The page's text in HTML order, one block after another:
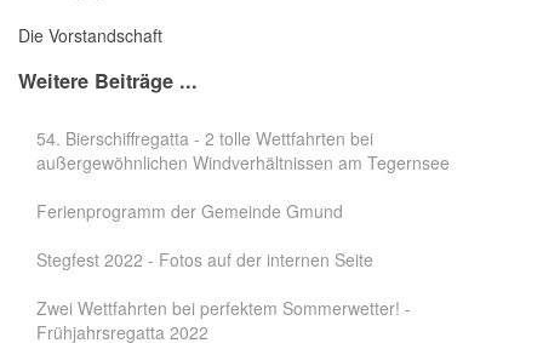
Die Vorstandschaft
Weitere Beiträge ...
54. Bierschiffregatta - 2 tolle Wettfahrten bei
außergewöhnlichen Windverhältnissen am Tegernsee
Ferienprogramm der Gemeinde Gmund
Stegfest 2022 - Fotos auf der internen Seite
Zwei Wettfahrten bei perfektem Sommerwetter! -
Frühjahrsregatta 2022